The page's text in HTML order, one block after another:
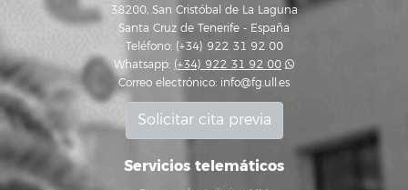
38200, San Cristóbal de La Laguna
Santa Cruz de Tenerife - España
Teléfono: (+34) 922 31 92 00
Whatsapp: (+34) 922 31 92 00
Correo electrónico: info@fg.ull.es
Solicitar cita previa
Servicios telemáticos